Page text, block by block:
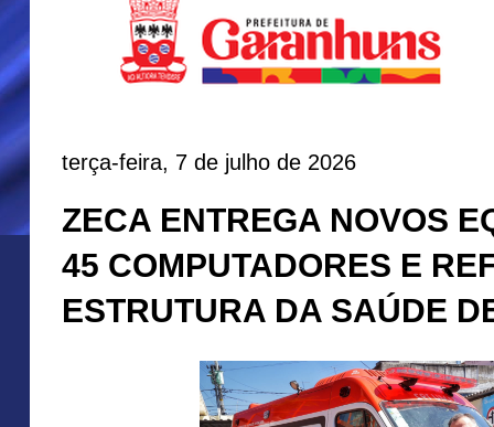
terça-feira, 7 de julho de 2026
ZECA ENTREGA NOVOS
45 COMPUTADORES E
ESTRUTURA DA SAÚDE